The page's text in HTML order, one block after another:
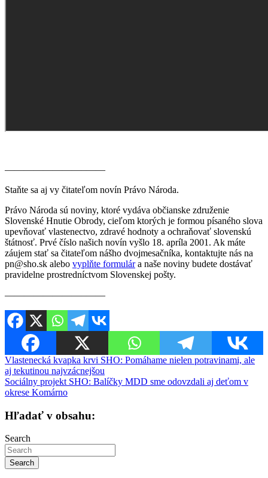
————————–——
Staňte sa aj vy čitateľom novín Právo Národa.
Právo Národa sú noviny, ktoré vydáva občianske združenie
Slovenské Hnutie Obrody, cieľom ktorých je formou písaného slova
upevňovať vlastenectvo, zdravé hodnoty a ochraňovať slovenskú
štátnosť. Prvé číslo našich novín vyšlo 18. apríla 2001. Ak máte
záujem stať sa čitateľom nášho dvojmesačníka, kontaktujte nás na
pn@sho.sk alebo vyplňte formulára naše noviny budete dostávať
pravidelne prostredníctvom Slovenskej pošty.
————————–——
Navigácia
v
článku
Vlastenecká kvapka krvi SHO: Pomáhame nielen potravinami, ale
aj tekutinou najvzácnejšou
Sociálny projekt SHO: Balíčky MDD sme odovzdali aj deťom v
okrese Komárno
Hľadať v obsahu:
Search
Search